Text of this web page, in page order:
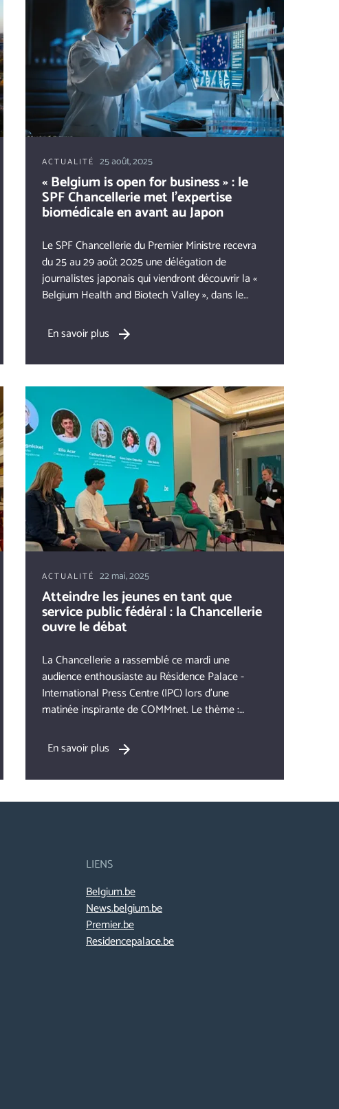
ACTUALITÉ 25 août, 2025
« Belgium is open for business » : le
SPF Chancellerie met l'expertise
biomédicale en avant au Japon
Le SPF Chancellerie du Premier Ministre recevra
du 25 au 29 août 2025 une délégation de
journalistes japonais qui viendront découvrir la «
Belgium Health and Biotech Valley », dans le
Belgium. Open for business ». Certains des plus
grands médias japonais, dont Yomiuri Shimbun,
Asahi Shimbun, Nikkei Business et NHK, y
En savoir plus
ACTUALITÉ 22 mai, 2025
Atteindre les jeunes en tant que
service public fédéral : la Chancellerie
ouvre le débat
La Chancellerie a rassemblé ce mardi une
audience enthousiaste au Résidence Palace -
International Press Centre (IPC) lors d’une
matinée inspirante de COMMnet. Le thème :
qu’administration publique ?
En savoir plus
LIENS
Belgium.be
News.belgium.be
Premier.be
Residencepalace.be